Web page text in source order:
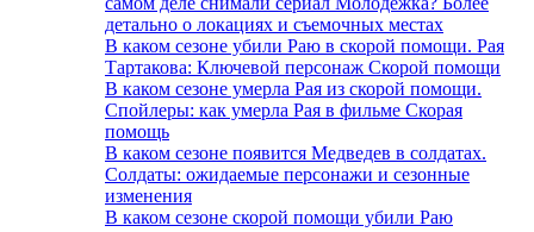
детально о локациях и съемочных местах
В каком сезоне убили Раю в скорой помощи. Рая
Тартакова: Ключевой персонаж Скорой помощи
В каком сезоне умерла Рая из скорой помощи.
Спойлеры: как умерла Рая в фильме Скорая
помощь
В каком сезоне появится Медведев в солдатах.
Солдаты: ожидаемые персонажи и сезонные
изменения
В каком сезоне скорой помощи убили Раю